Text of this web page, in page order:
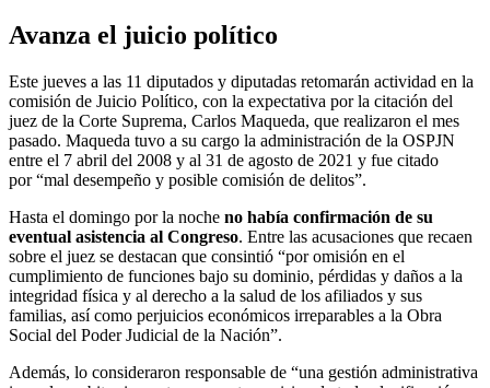
Avanza el juicio político
Este jueves a las 11 diputados y diputadas retomarán actividad en la
comisión de Juicio Político, con la expectativa por la citación del
juez de la Corte Suprema, Carlos Maqueda, que realizaron el mes
pasado. Maqueda tuvo a su cargo la administración de la OSPJN
entre el 7 abril del 2008 y al 31 de agosto de 2021 y fue citado
por “mal desempeño y posible comisión de delitos”.
Hasta el domingo por la noche no había confirmación de su
eventual asistencia al Congreso. Entre las acusaciones que recaen
sobre el juez se destacan que consintió “por omisión en el
cumplimiento de funciones bajo su dominio, pérdidas y daños a la
integridad física y al derecho a la salud de los afiliados y sus
familias, así como perjuicios económicos irreparables a la Obra
Social del Poder Judicial de la Nación”.
Además, lo consideraron responsable de “una gestión administrativa